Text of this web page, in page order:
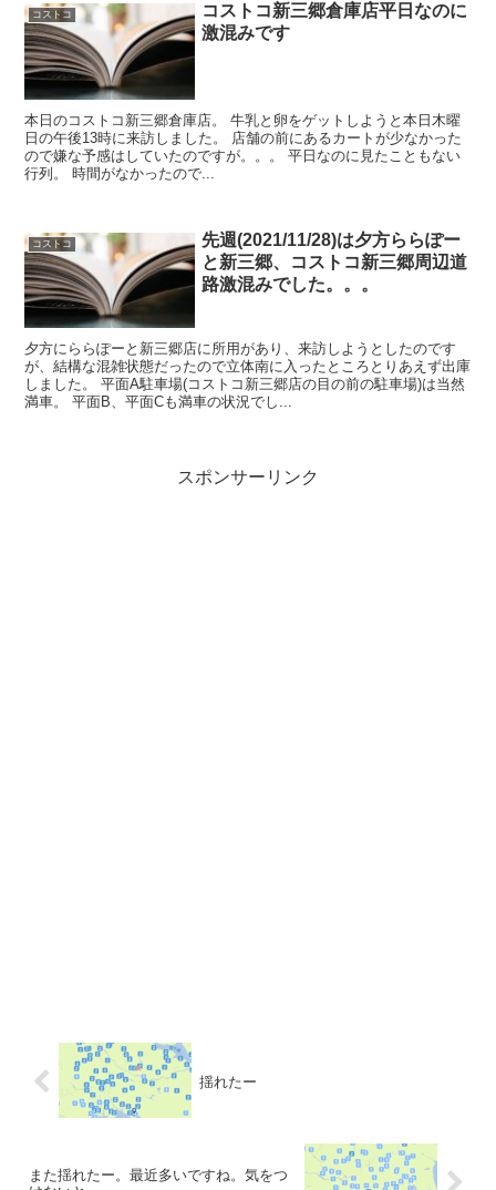
コストコ
コストコ新三郷倉庫店平日なのに
激混みです
本日のコストコ新三郷倉庫店。 牛乳と卵をゲットしようと本日木曜
日の午後13時に来訪しました。 店舗の前にあるカートが少なかった
ので嫌な予感はしていたのですが。。。 平日なのに見たこともない
行列。 時間がなかったので...
コストコ
先週(2021/11/28)は夕方ららぽー
と新三郷、コストコ新三郷周辺道
路激混みでした。。。
夕方にららぽーと新三郷店に所用があり、来訪しようとしたのです
が、結構な混雑状態だったので立体南に入ったところとりあえず出庫
しました。 平面A駐車場(コストコ新三郷店の目の前の駐車場)は当然
満車。 平面B、平面Cも満車の状況でし...
スポンサーリンク
揺れたー
また揺れたー。最近多いですね。気をつ